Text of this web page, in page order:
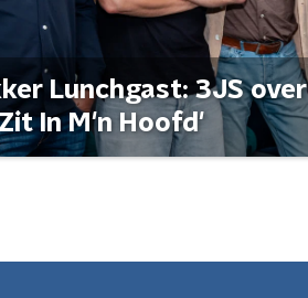
Lunchgast: 3JS
In M'n Hoofd'